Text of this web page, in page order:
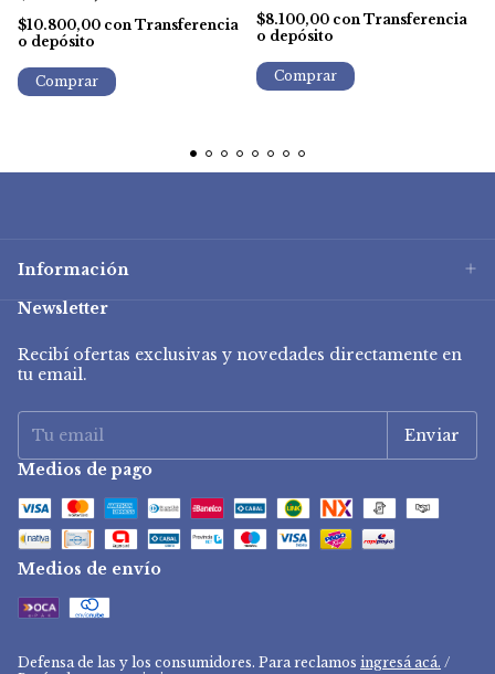
$10.800,00 con Transferencia
o depósito
$8.100,00 con Transferencia
o depósito
Información
Newsletter
Recibí ofertas exclusivas y novedades directamente en
tu email.
Medios de pago
Medios de envío
Defensa de las y los consumidores. Para reclamos ingresá acá. /